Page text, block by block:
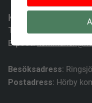
Kontakt
Telefon:
E-post:
Besöksadress:
Postadress: Hörby